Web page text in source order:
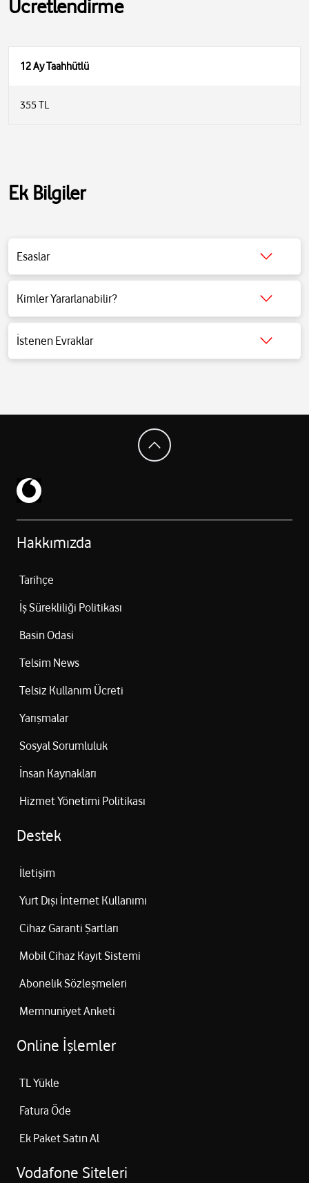
Ücretlendirme
12 Ay Taahhütlü
355 TL
Ek Bilgiler
Esaslar
Detaylı bilgi için tıklayınız.
Kimler Yararlanabilir?
Detaylı bilgi için tıklayınız.
İstenen Evraklar
Detaylı bilgi için tıklayınız.
Hakkımızda
Tarihçe
İş Sürekliliği Politikası
Basin Odasi
Telsim News
Telsiz Kullanım Ücreti
Yarışmalar
Sosyal Sorumluluk
İnsan Kaynakları
Hizmet Yönetimi Politikası
Destek
İletişim
Yurt Dışı İnternet Kullanımı
Cihaz Garanti Şartları
Mobil Cihaz Kayıt Sistemi
Abonelik Sözleşmeleri
Memnuniyet Anketi
Online İşlemler
TL Yükle
Fatura Öde
Ek Paket Satın Al
Vodafone Siteleri